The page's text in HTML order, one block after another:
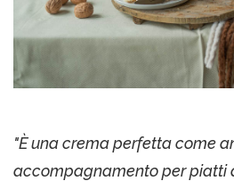
"È una crema perfetta come
accompagnamento per piatti